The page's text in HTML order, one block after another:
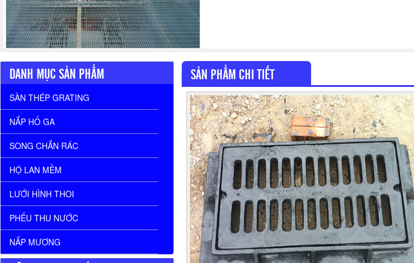
SẢN PHẨM CHI TIẾT
DANH MỤC SẢN PHẨM
SÀN THÉP GRATING
NẮP HỐ GA
SONG CHẮN RÁC
HỘ LAN MỀM
LƯỚI HÌNH THOI
PHẾU THU NƯỚC
NẮP MƯƠNG